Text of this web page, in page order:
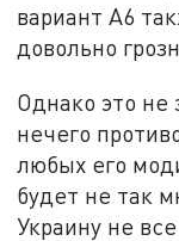
вариант А6
довольно
Однако это не
нечего
любых его
будет не так
Украину не